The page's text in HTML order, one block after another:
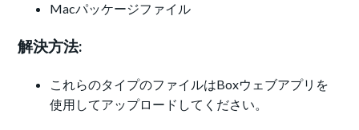
Macパッケージファイル
解決方法:
これらのタイプのファイルはBoxウェブアプリを
使用してアップロードしてください。